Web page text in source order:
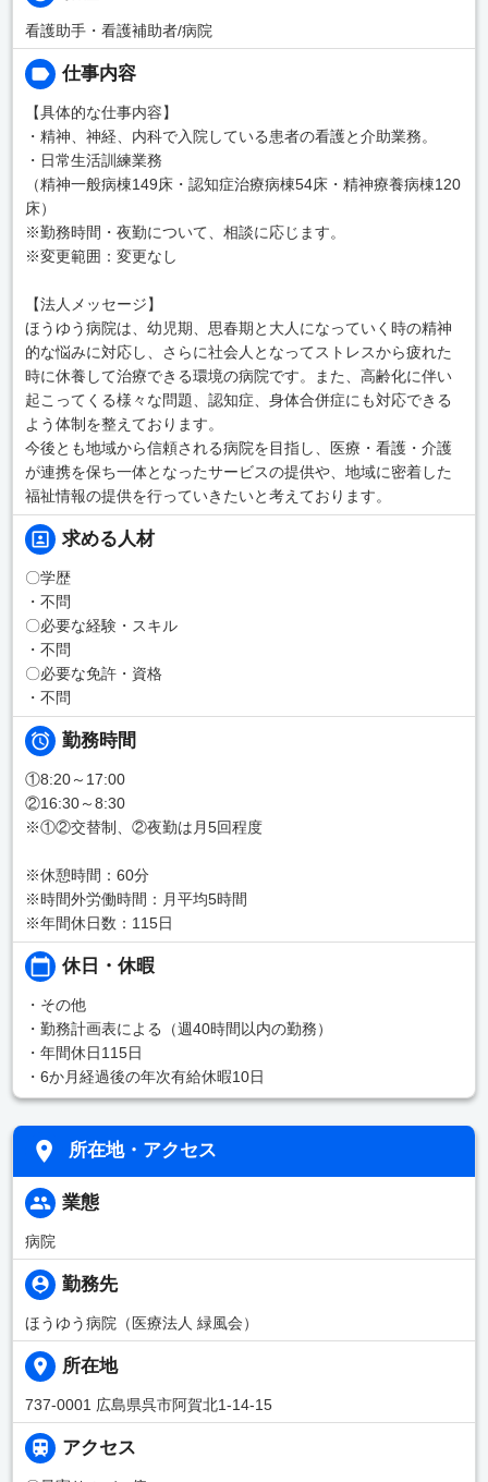
看護助手・看護補助者/病院
仕事内容
【具体的な仕事内容】
・精神、神経、内科で入院している患者の看護と介助業務。
・日常生活訓練業務
（精神一般病棟149床・認知症治療病棟54床・精神療養病棟120
床）
※勤務時間・夜勤について、相談に応じます。
※変更範囲：変更なし
【法人メッセージ】
ほうゆう病院は、幼児期、思春期と大人になっていく時の精神
的な悩みに対応し、さらに社会人となってストレスから疲れた
時に休養して治療できる環境の病院です。また、高齢化に伴い
起こってくる様々な問題、認知症、身体合併症にも対応できる
よう体制を整えております。
今後とも地域から信頼される病院を目指し、医療・看護・介護
が連携を保ち一体となったサービスの提供や、地域に密着した
福祉情報の提供を行っていきたいと考えております。
求める人材
〇学歴
・不問
〇必要な経験・スキル
・不問
〇必要な免許・資格
・不問
勤務時間
①8:20～17:00
②16:30～8:30
※①②交替制、②夜勤は月5回程度
※休憩時間：60分
※時間外労働時間：月平均5時間
※年間休日数：115日
休日・休暇
・その他
・勤務計画表による（週40時間以内の勤務）
・年間休日115日
・6か月経過後の年次有給休暇10日
所在地・アクセス
業態
病院
勤務先
ほうゆう病院（医療法人 緑風会）
所在地
737-0001 広島県呉市阿賀北1-14-15
アクセス